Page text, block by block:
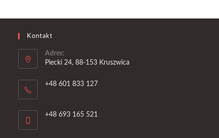
Kontakt
Adres:
Piecki 24, 88-153 Kruszwica
+48 601 833 127
+48 693 165 521